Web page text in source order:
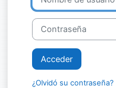
Contraseña
Acceder
¿Olvidó su contraseña?